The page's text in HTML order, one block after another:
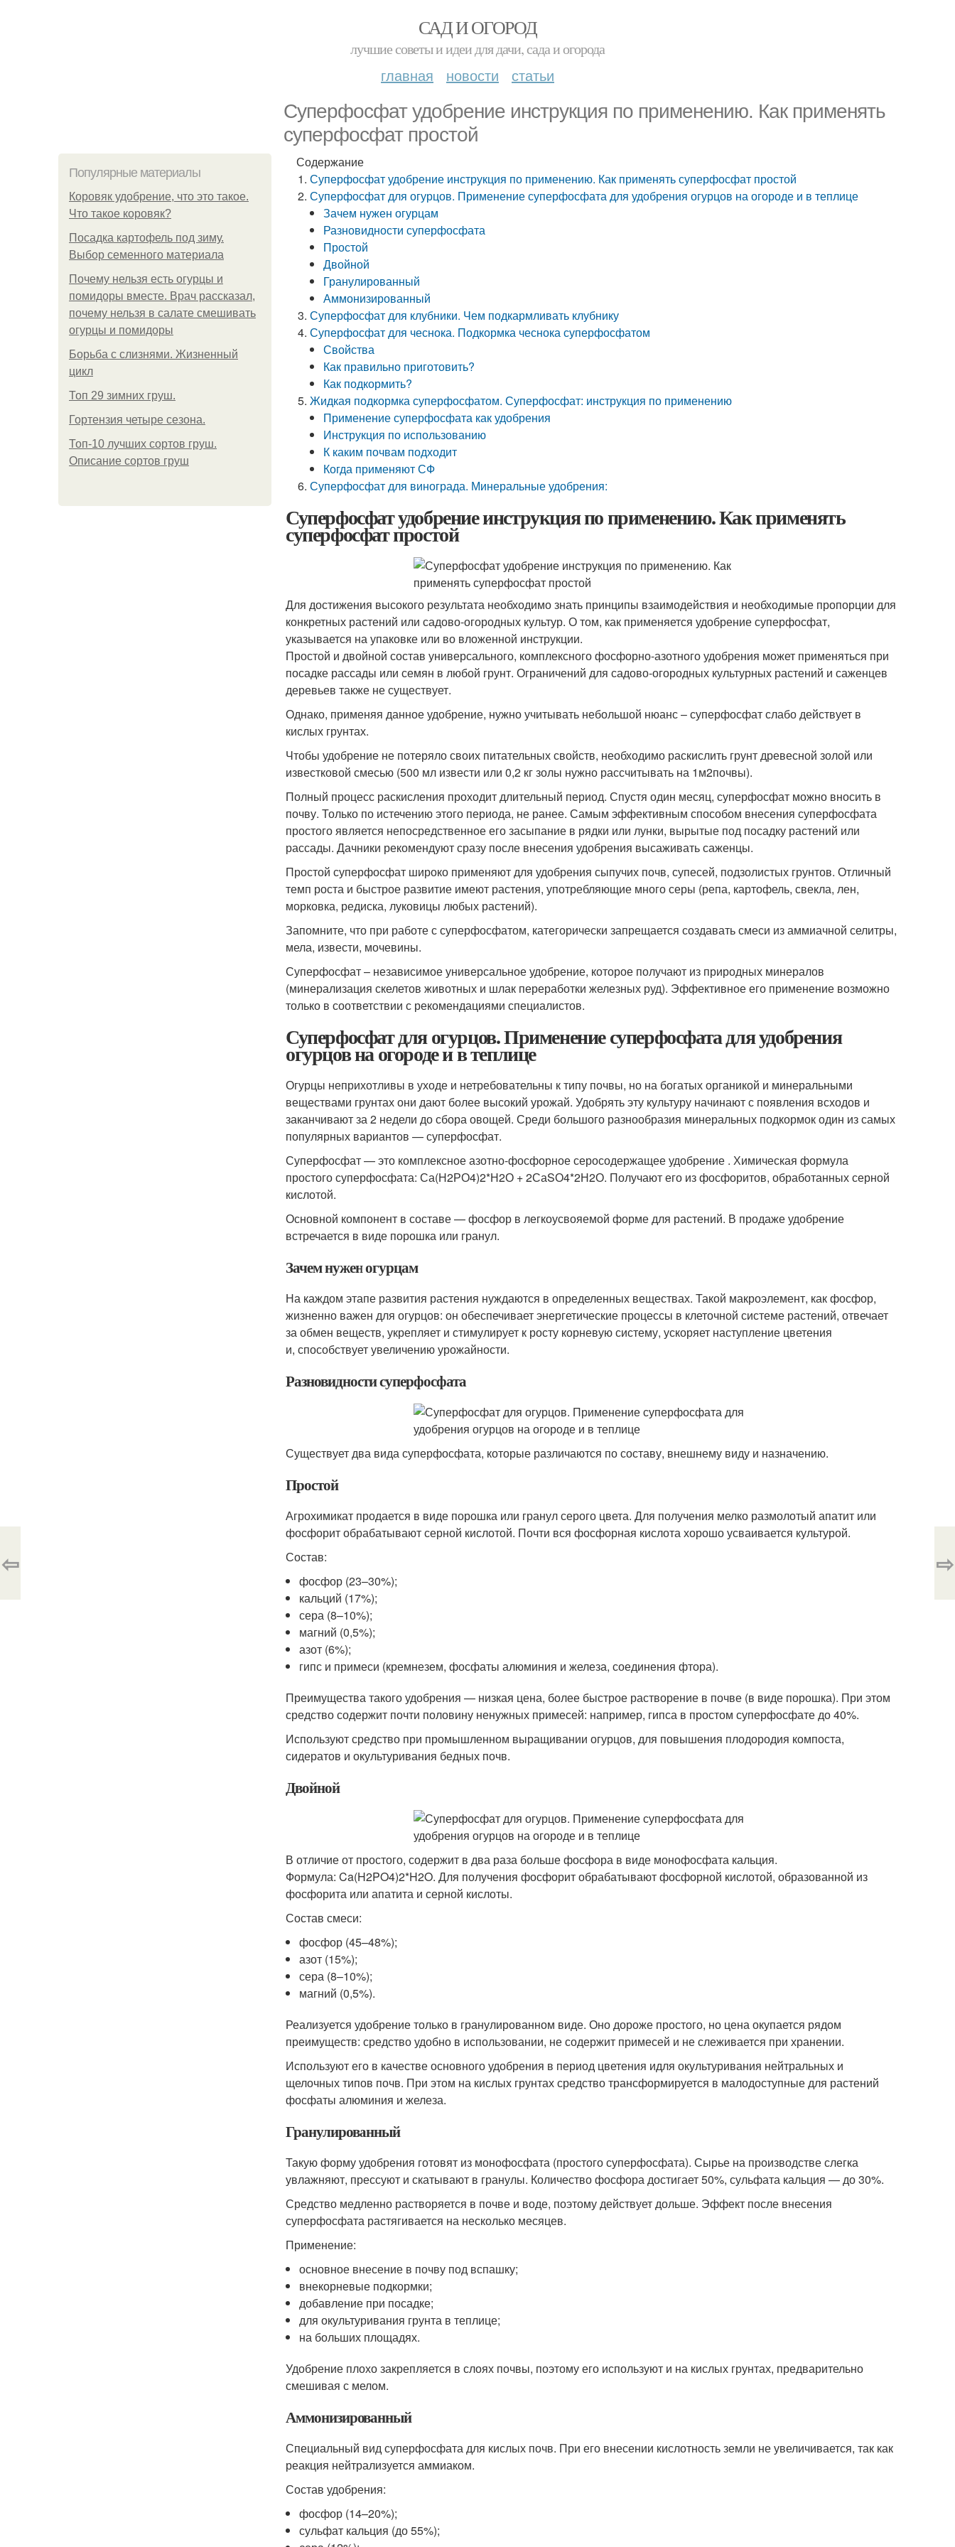
САД И ОГОРОД
лучшие советы и идеи для дачи, сада и огорода
главная новости статьи
Суперфосфат удобрение инструкция по применению. Как применять
суперфосфат простой
Популярные материалы
Коровяк удобрение, что это такое.
Что такое коровяк?
Посадка картофель под зиму.
Выбор семенного материала
Почему нельзя есть огурцы и
помидоры вместе. Врач рассказал,
почему нельзя в салате смешивать
огурцы и помидоры
Борьба с слизнями. Жизненный
цикл
Топ 29 зимних груш.
Гортензия четыре сезона.
Топ-10 лучших сортов груш.
Описание сортов груш
Содержание
Суперфосфат удобрение инструкция по применению. Как применять суперфосфат простой
Суперфосфат для огурцов. Применение суперфосфата для удобрения огурцов на огороде и в теплице
Зачем нужен огурцам
Разновидности суперфосфата
Простой
Двойной
Гранулированный
Аммонизированный
Суперфосфат для клубники. Чем подкармливать клубнику
Суперфосфат для чеснока. Подкормка чеснока суперфосфатом
Свойства
Как правильно приготовить?
Как подкормить?
Жидкая подкормка суперфосфатом. Суперфосфат: инструкция по применению
Применение суперфосфата как удобрения
Инструкция по использованию
К каким почвам подходит
Когда применяют СФ
Суперфосфат для винограда. Минеральные удобрения:
Суперфосфат удобрение инструкция по применению. Как применять
суперфосфат простой
Для достижения высокого результата необходимо знать принципы взаимодействия и необходимые пропорции для
конкретных растений или садово-огородных культур. О том, как применяется удобрение суперфосфат,
указывается на упаковке или во вложенной инструкции.
Простой и двойной состав универсального, комплексного фосфорно-азотного удобрения может применяться при
посадке рассады или семян в любой грунт. Ограничений для садово-огородных культурных растений и саженцев
деревьев также не существует.
Однако, применяя данное удобрение, нужно учитывать небольшой нюанс – суперфосфат слабо действует в
кислых грунтах.
Чтобы удобрение не потеряло своих питательных свойств, необходимо раскислить грунт древесной золой или
известковой смесью (500 мл извести или 0,2 кг золы нужно рассчитывать на 1м2почвы).
Полный процесс раскисления проходит длительный период. Спустя один месяц, суперфосфат можно вносить в
почву. Только по истечению этого периода, не ранее. Самым эффективным способом внесения суперфосфата
простого является непосредственное его засыпание в рядки или лунки, вырытые под посадку растений или
рассады. Дачники рекомендуют сразу после внесения удобрения высаживать саженцы.
Простой суперфосфат широко применяют для удобрения сыпучих почв, супесей, подзолистых грунтов. Отличный
темп роста и быстрое развитие имеют растения, употребляющие много серы (репа, картофель, свекла, лен,
морковка, редиска, луковицы любых растений).
Запомните, что при работе с суперфосфатом, категорически запрещается создавать смеси из аммиачной селитры,
мела, извести, мочевины.
Суперфосфат – независимое универсальное удобрение, которое получают из природных минералов
(минерализация скелетов животных и шлак переработки железных руд). Эффективное его применение возможно
только в соответствии с рекомендациями специалистов.
Суперфосфат для огурцов. Применение суперфосфата для удобрения
огурцов на огороде и в теплице
Огурцы неприхотливы в уходе и нетребовательны к типу почвы, но на богатых органикой и минеральными
веществами грунтах они дают более высокий урожай. Удобрять эту культуру начинают с появления всходов и
заканчивают за 2 недели до сбора овощей. Среди большого разнообразия минеральных подкормок один из самых
популярных вариантов — суперфосфат.
Суперфосфат — это комплексное азотно-фосфорное серосодержащее удобрение . Химическая формула
простого суперфосфата: Са(Н2РО4)2*Н2О + 2СаSО4*2Н2О. Получают его из фосфоритов, обработанных серной
кислотой.
Основной компонент в составе — фосфор в легкоусвояемой форме для растений. В продаже удобрение
встречается в виде порошка или гранул.
Зачем нужен огурцам
На каждом этапе развития растения нуждаются в определенных веществах. Такой макроэлемент, как фосфор,
жизненно важен для огурцов: он обеспечивает энергетические процессы в клеточной системе растений, отвечает
за обмен веществ, укрепляет и стимулирует к росту корневую систему, ускоряет наступление цветения
и, способствует увеличению урожайности.
Разновидности суперфосфата
Существует два вида суперфосфата, которые различаются по составу, внешнему виду и назначению.
Простой
Агрохимикат продается в виде порошка или гранул серого цвета. Для получения мелко размолотый апатит или
фосфорит обрабатывают серной кислотой. Почти вся фосфорная кислота хорошо усваивается культурой.
Состав:
фосфор (23–30%);
кальций (17%);
сера (8–10%);
магний (0,5%);
азот (6%);
гипс и примеси (кремнезем, фосфаты алюминия и железа, соединения фтора).
Преимущества такого удобрения — низкая цена, более быстрое растворение в почве (в виде порошка). При этом
средство содержит почти половину ненужных примесей: например, гипса в простом суперфосфате до 40%.
Используют средство при промышленном выращивании огурцов, для повышения плодородия компоста,
сидератов и окультуривания бедных почв.
Двойной
В отличие от простого, содержит в два раза больше фосфора в виде монофосфата кальция.
Формула: Ca(H2PO4)2*H2O. Для получения фосфорит обрабатывают фосфорной кислотой, образованной из
фосфорита или апатита и серной кислоты.
Состав смеси:
фосфор (45–48%);
азот (15%);
сера (8–10%);
магний (0,5%).
Реализуется удобрение только в гранулированном виде. Оно дороже простого, но цена окупается рядом
преимуществ: средство удобно в использовании, не содержит примесей и не слеживается при хранении.
Используют его в качестве основного удобрения в период цветения идля окультуривания нейтральных и
щелочных типов почв. При этом на кислых грунтах средство трансформируется в малодоступные для растений
фосфаты алюминия и железа.
Гранулированный
Такую форму удобрения готовят из монофосфата (простого суперфосфата). Сырье на производстве слегка
увлажняют, прессуют и скатывают в гранулы. Количество фосфора достигает 50%, сульфата кальция — до 30%.
Средство медленно растворяется в почве и воде, поэтому действует дольше. Эффект после внесения
суперфосфата растягивается на несколько месяцев.
Применение:
основное внесение в почву под вспашку;
внекорневые подкормки;
добавление при посадке;
для окультуривания грунта в теплице;
на больших площадях.
Удобрение плохо закрепляется в слоях почвы, поэтому его используют и на кислых грунтах, предварительно
смешивая с мелом.
Аммонизированный
Специальный вид суперфосфата для кислых почв. При его внесении кислотность земли не увеличивается, так как
реакция нейтрализуется аммиаком.
Состав удобрения:
фосфор (14–20%);
сульфат кальция (до 55%);
⇦ ⇨